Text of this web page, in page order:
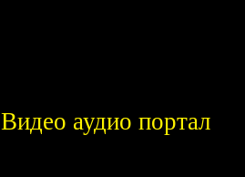
Видео аудио портал